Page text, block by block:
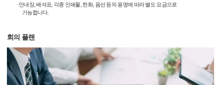
·안내장, 배석표, 각종 인쇄물, 헌화, 음선 등의 용명에 따라 별도 요금으로
가능합니다.
회의 플랜